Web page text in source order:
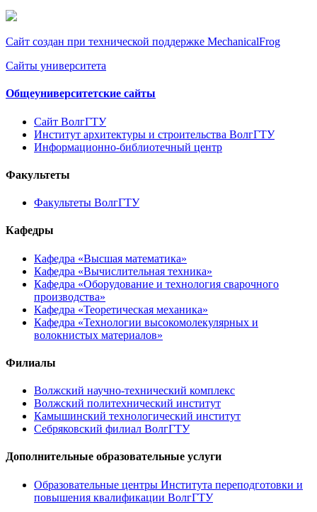
Сайт создан при технической поддержке MechanicalFrog
Сайты университета
Общеуниверситетские сайты
Сайт ВолгГТУ
Институт архитектуры и строительства ВолгГТУ
Информационно-библиотечный центр
Факультеты
Факультеты ВолгГТУ
Кафедры
Кафедра «Высшая математика»
Кафедра «Вычислительная техника»
Кафедра «Оборудование и технология сварочного
производства»
Кафедра «Теоретическая механика»
Кафедра «Технологии высокомолекулярных и
волокнистых материалов»
Филиалы
Волжский научно-технический комплекс
Волжский политехнический институт
Камышинский технологический институт
Себряковский филиал ВолгГТУ
Дополнительные образовательные услуги
Образовательные центры Института переподготовки и
повышения квалификации ВолгГТУ